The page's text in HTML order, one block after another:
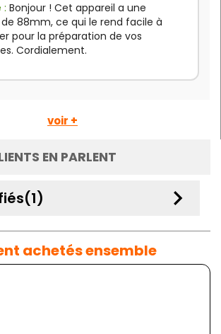
: Bonjour ! Cet appareil a une
88mm, ce qui le rend facile à
pour la préparation de vos
Cordialement.
voir +
EN PARLENT
keyboard_arrow_down
achetés ensemble